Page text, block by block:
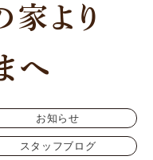
お知らせ
スタッフブログ